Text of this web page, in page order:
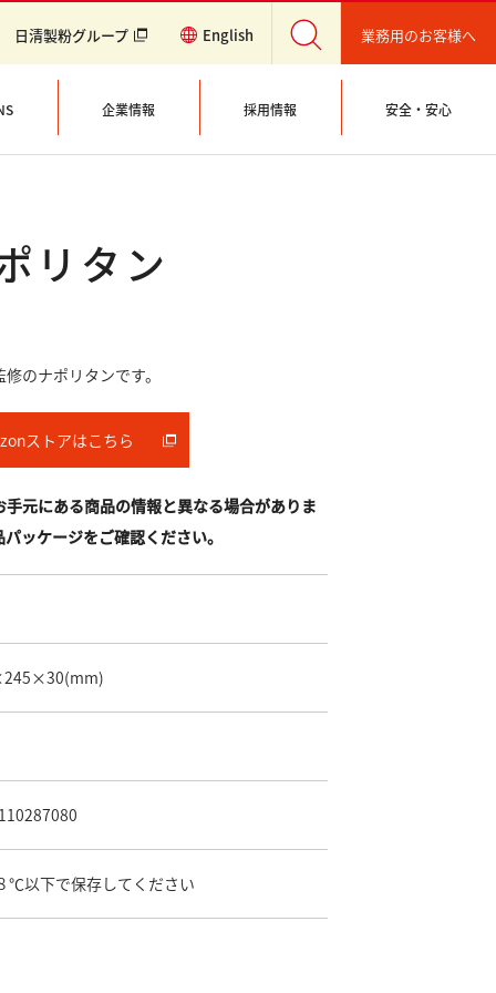
日清製粉グループ English 業務用のお客様へ
企業情報 採用情報 安全・安心
リタン
のナポリタンです。
ストアはこちら
元にある商品の情報と異なる場合がありま
ッケージをご確認ください。
(mm)
℃以下で保存してください